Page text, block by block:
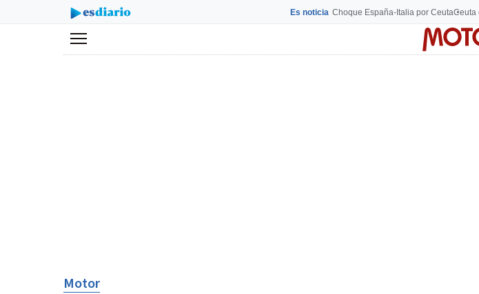
Es noticia Choque España-Italia por CeutaCeuta
Menú
Motor